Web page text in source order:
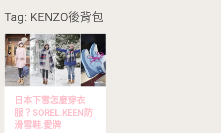
Tag: KENZO後背包
日本下雪怎麼穿衣
服？SOREL.KEEN防
滑雪鞋.愛牌